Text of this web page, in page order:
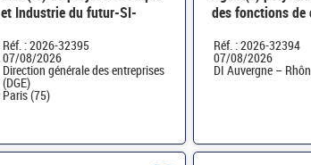
et Industrie du futur-SI-
Réf. : 2026-32395
07/08/2026
Direction générale des entreprises
(DGE)
Paris (75)
des fonctions de
manutention (H/F)
Réf. : 2026-32394
07/08/2026
DI Auvergne –